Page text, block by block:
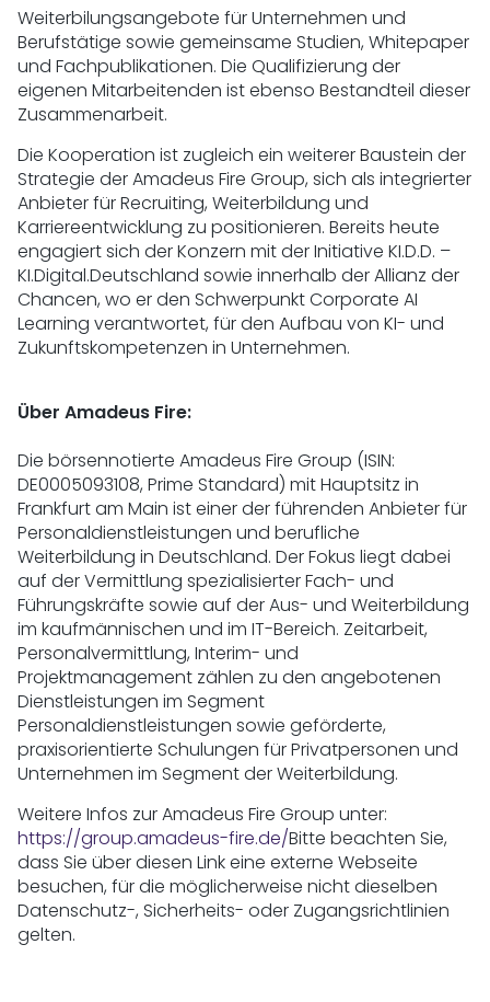
Weiterbilungsangebote für Unternehmen und
Berufstätige sowie gemeinsame Studien, Whitepaper
und Fachpublikationen. Die Qualifizierung der
eigenen Mitarbeitenden ist ebenso Bestandteil dieser
Zusammenarbeit.
Die Kooperation ist zugleich ein weiterer Baustein der
Strategie der Amadeus Fire Group, sich als integrierter
Anbieter für Recruiting, Weiterbildung und
Karriereentwicklung zu positionieren. Bereits heute
engagiert sich der Konzern mit der Initiative KI.D.D. –
KI.Digital.Deutschland sowie innerhalb der Allianz der
Chancen, wo er den Schwerpunkt Corporate AI
Learning verantwortet, für den Aufbau von KI- und
Zukunftskompetenzen in Unternehmen.
Über Amadeus Fire:
Die börsennotierte Amadeus Fire Group (ISIN:
DE0005093108, Prime Standard) mit Hauptsitz in
Frankfurt am Main ist einer der führenden Anbieter für
Personaldienstleistungen und berufliche
Weiterbildung in Deutschland. Der Fokus liegt dabei
auf der Vermittlung spezialisierter Fach- und
Führungskräfte sowie auf der Aus- und Weiterbildung
im kaufmännischen und im IT-Bereich. Zeitarbeit,
Personalvermittlung, Interim- und
Projektmanagement zählen zu den angebotenen
Dienstleistungen im Segment
Personaldienstleistungen sowie geförderte,
praxisorientierte Schulungen für Privatpersonen und
Unternehmen im Segment der Weiterbildung.
Weitere Infos zur Amadeus Fire Group unter:
https://group.amadeus-fire.de/Bitte beachten Sie,
dass Sie über diesen Link eine externe Webseite
besuchen, für die möglicherweise nicht dieselben
Datenschutz-, Sicherheits- oder Zugangsrichtlinien
gelten.